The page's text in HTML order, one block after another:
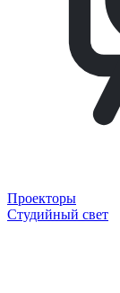
Проекторы
Студийный свет